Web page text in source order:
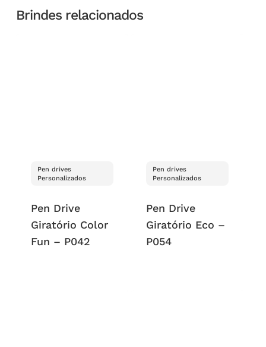
Brindes relacionados
Pen drives
Personalizados
Pen Drive
Giratório Color
Fun – P042
Pen drives
Personalizados
Pen Drive
Giratório Eco –
P054